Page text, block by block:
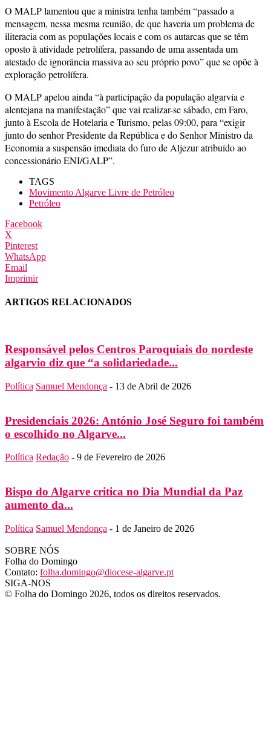
O MALP lamentou que a ministra tenha também “passado a
mensagem, nessa mesma reunião, de que haveria um problema de
iliteracia com as populações locais e com os autarcas que se têm
oposto à atividade petrolífera, passando de uma assentada um
atestado de ignorância massiva ao seu próprio povo” que se opõe à
exploração petrolífera.
O MALP apelou ainda “à participação da população algarvia e
alentejana na manifestação” que vai realizar-se sábado, em Faro,
junto à Escola de Hotelaria e Turismo, pelas 09:00, para “exigir
junto do senhor Presidente da República e do Senhor Ministro da
Economia a suspensão imediata do furo de Aljezur atribuído ao
concessionário ENI/GALP”.
TAGS
Movimento Algarve Livre de Petróleo
Petróleo
Facebook
X
Pinterest
WhatsApp
Email
Imprimir
ARTIGOS RELACIONADOS
Responsável pelos Centros Paroquiais do nordeste
algarvio diz que “a solidariedade...
Política Samuel Mendonça - 13 de Abril de 2026
Presidenciais 2026: António José Seguro foi também
o escolhido no Algarve...
Política Redação - 9 de Fevereiro de 2026
Bispo do Algarve critica no Dia Mundial da Paz
aumento da...
Política Samuel Mendonça - 1 de Janeiro de 2026
SOBRE NÓS
Folha do Domingo
Contato: folha.domingo@diocese-algarve.pt
SIGA-NOS
© Folha do Domingo 2026, todos os direitos reservados.